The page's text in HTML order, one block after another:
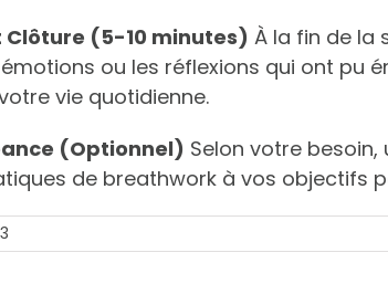
(5-10 minutes) À la fin de la
ou les réflexions qui ont pu
vie quotidienne.
(Optionnel) Selon votre
de breathwork à vos objectifs